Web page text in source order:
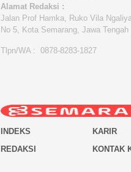
Alamat Redaksi :
Jalan Prof Hamka, Ruko Vila
No 5, Kota Semarang, Jawa Tengah
Tlpn/WA : 0878-8283-1827
INDEKS KARIR
REDAKSI
KONTAK